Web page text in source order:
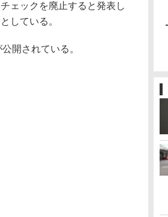
ェックを廃止すると発表し
している。
開されている。